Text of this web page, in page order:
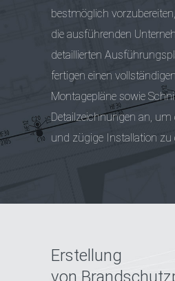
bestmöglich
die ausführenden
detaillierten
fertigen einen
Montagepläne sowie
Detailzeichnungen an,
und zügige Installation zu
Erstellung
von